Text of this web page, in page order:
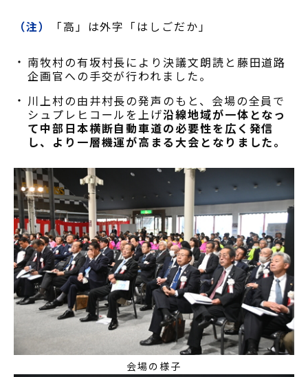
（注） 「高」は外字「はしごだか」
南牧村の有坂村長により決議文朗読と藤田道路
企画官への手交が行われました。
川上村の由井村長の発声のもと、会場の全員で
シュプレヒコールを上げ沿線地域が一体となっ
て中部日本横断自動車道の必要性を広く発信
し、より一層機運が高まる大会となりました。
会場の様子